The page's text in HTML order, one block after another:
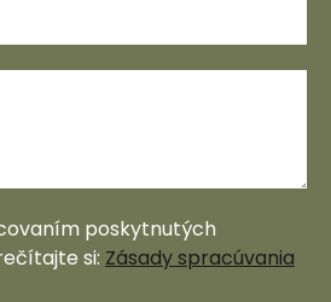
poskytnutých
si: Zásady spracúvania